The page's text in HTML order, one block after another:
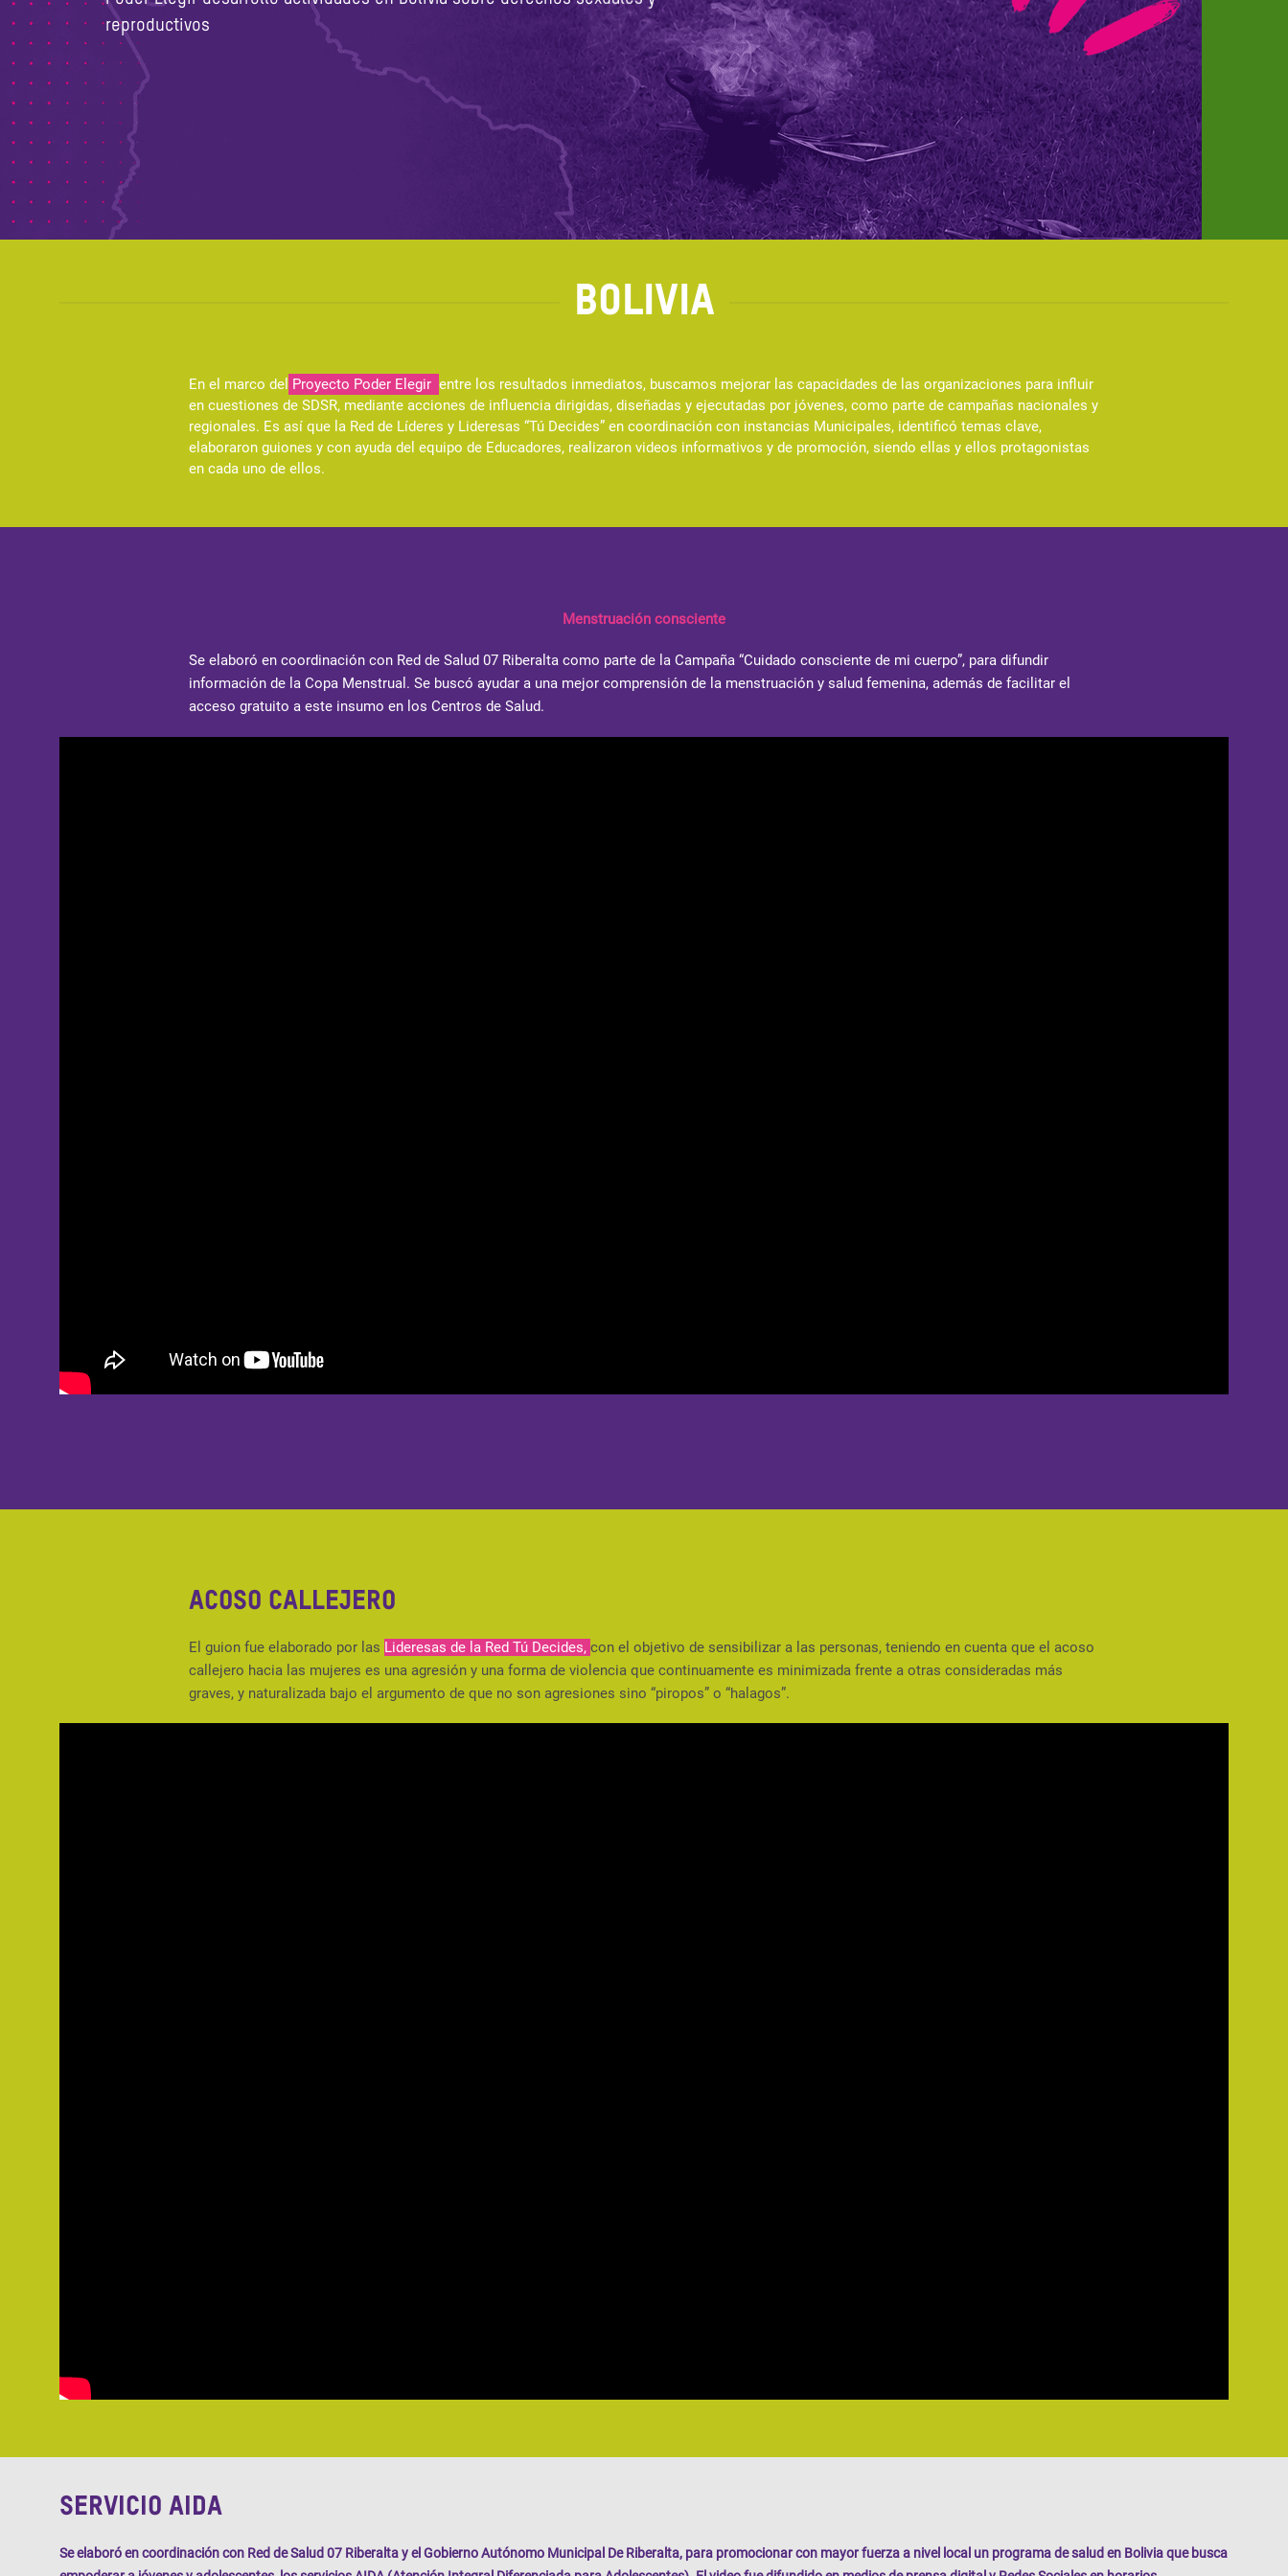
reproductivos
BOLIVIA
En el marco del Proyecto Poder Elegir entre los resultados inmediatos, buscamos mejorar las capacidades de las organizaciones para influir
en cuestiones de SDSR, mediante acciones de influencia dirigidas, diseñadas y ejecutadas por jóvenes, como parte de campañas nacionales y
regionales. Es así que la Red de Líderes y Lideresas “Tú Decides” en coordinación con instancias Municipales, identificó temas clave,
elaboraron guiones y con ayuda del equipo de Educadores, realizaron videos informativos y de promoción, siendo ellas y ellos protagonistas
en cada uno de ellos.
Menstruación consciente
Se elaboró en coordinación con Red de Salud 07 Riberalta como parte de la Campaña “Cuidado consciente de mi cuerpo”, para difundir
información de la Copa Menstrual. Se buscó ayudar a una mejor comprensión de la menstruación y salud femenina, además de facilitar el
acceso gratuito a este insumo en los Centros de Salud.
Acoso Callejero
El guion fue elaborado por las Lideresas de la Red Tú Decides, con el objetivo de sensibilizar a las personas, teniendo en cuenta que el acoso
callejero hacia las mujeres es una agresión y una forma de violencia que continuamente es minimizada frente a otras consideradas más
graves, y naturalizada bajo el argumento de que no son agresiones sino “piropos” o “halagos”.
Servicio AIDA
Se elaboró en coordinación con Red de Salud 07 Riberaltay el Gobierno Autónomo Municipal De Riberalta, para promocionar con mayor fuerza a nivel local un programa de salud en Bolivia que busca